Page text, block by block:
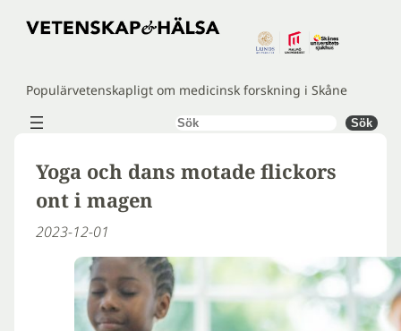
Hoppa
Populärvetenskapligt om medicinsk forskning i Skåne
Sök Sök
Yoga och dans motade flickors
ont i magen
2023-12-01